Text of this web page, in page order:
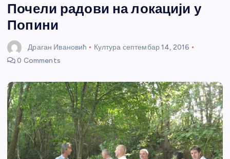
и портал
Почели радови на локацији у
Попини
Драган Ивановић Култура септембар 14, 2016
0 Comments